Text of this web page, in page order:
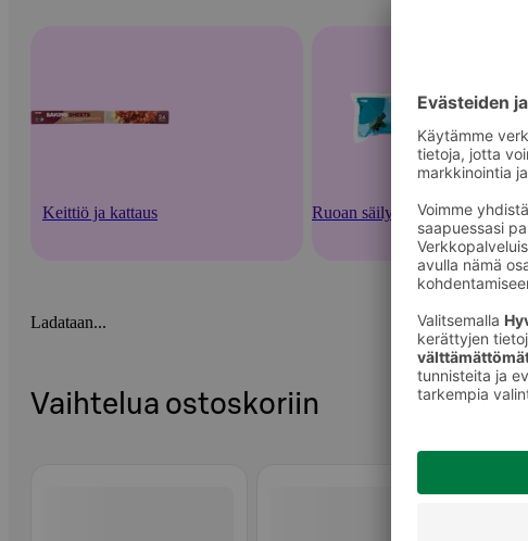
Keittiö ja kattaus Ruoan säilytysastiat ja -välineet
Ladataan...
Vaihtelua ostoskoriin